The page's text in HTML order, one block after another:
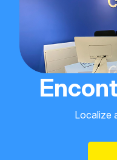
Localize